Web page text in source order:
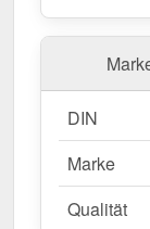
DIN
Marke
Qualität